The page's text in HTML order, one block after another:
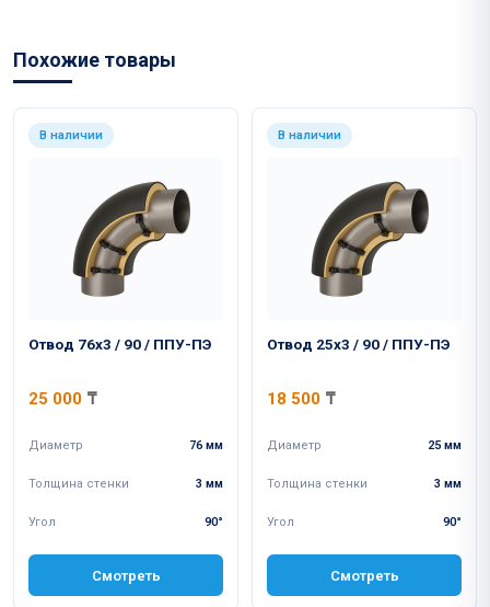
Похожие товары
В наличии
Отвод 76x3 / 90 / ППУ-ПЭ
25 000 ₸
Диаметр 76 мм
Толщина стенки 3 мм
Угол 90°
Смотреть
В наличии
Отвод 25x3 / 90 / ППУ-ПЭ
18 500 ₸
Диаметр 25 мм
Толщина стенки 3 мм
Угол 90°
Смотреть